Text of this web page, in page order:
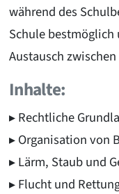
während des
Schule
Austausch
Inhalte:
Rechtliche
Organisation von
Lärm, Staub und
Flucht und